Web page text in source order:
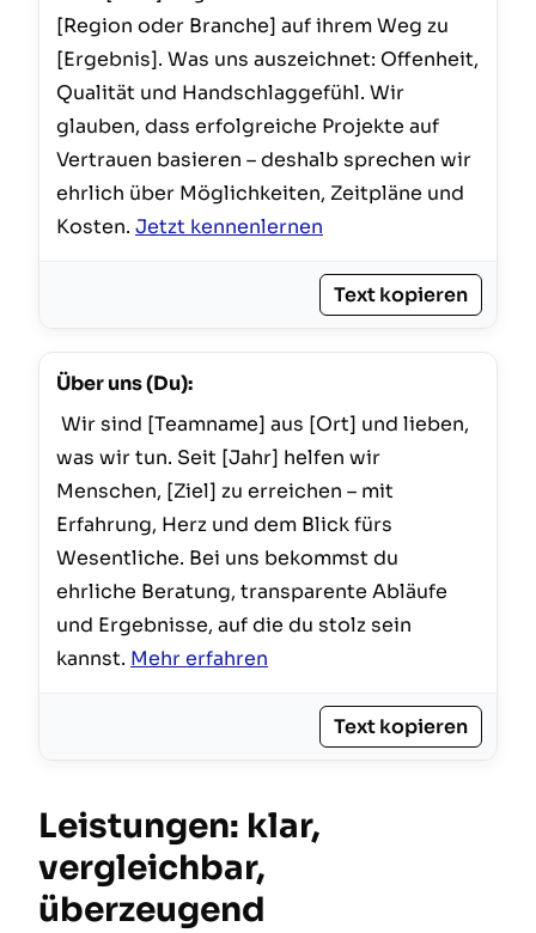
[Region oder Branche] auf ihrem Weg zu
[Ergebnis]. Was uns auszeichnet: Offenheit,
Qualität und Handschlaggefühl. Wir
glauben, dass erfolgreiche Projekte auf
Vertrauen basieren – deshalb sprechen wir
ehrlich über Möglichkeiten, Zeitpläne und
Kosten. Jetzt kennenlernen
Text kopieren
Über uns (Du):
was wir tun. Seit [Jahr] helfen wir
Menschen, [Ziel] zu erreichen – mit
Erfahrung, Herz und dem Blick fürs
Wesentliche. Bei uns bekommst du
ehrliche Beratung, transparente Abläufe
und Ergebnisse, auf die du stolz sein
kannst. Mehr erfahren
Text kopieren
Leistungen: klar,
vergleichbar,
überzeugend